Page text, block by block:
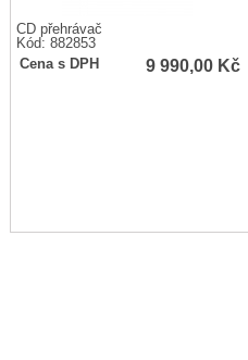
CD přehrávač
Kód: 882853
Cena s DPH
9 990,00 Kč